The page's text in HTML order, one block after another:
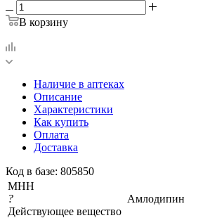
В корзину
Наличие в аптеках
Описание
Характеристики
Как купить
Оплата
Доставка
Код в базе: 805850
МНН
?
Действующее вещество
Амлодипин